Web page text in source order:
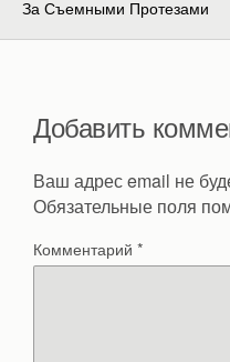
За Съемными Протезами
Добавить
Ваш адрес email не
Обязательные поля
Комментарий *